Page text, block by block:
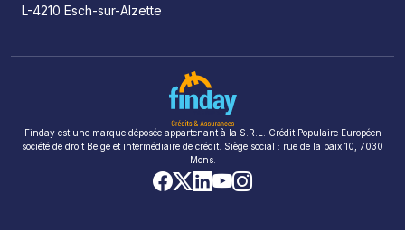
L-4210 Esch-sur-Alzette
Finday est une marque déposée appartenant à la S.R.L. Crédit Populaire Européen
société de droit Belge et intermédiaire de crédit. Siège social : rue de la paix 10, 7030
Mons.